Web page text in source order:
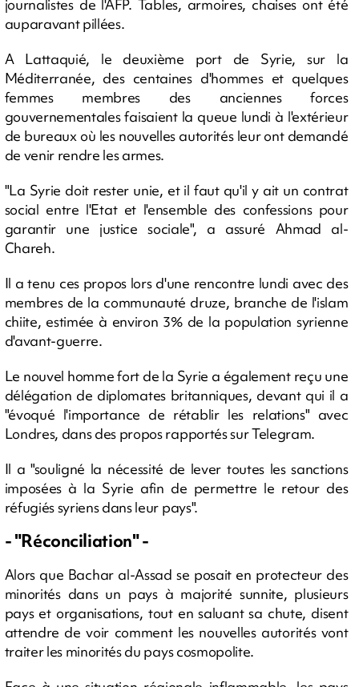
journalistes de l'AFP. Tables, armoires, chaises ont été
auparavant pillées.
A Lattaquié, le deuxième port de Syrie, sur la
Méditerranée, des centaines d'hommes et quelques
femmes membres des anciennes forces
gouvernementales faisaient la queue lundi à l'extérieur
de bureaux où les nouvelles autorités leur ont demandé
de venir rendre les armes.
"La Syrie doit rester unie, et il faut qu'il y ait un contrat
social entre l'Etat et l'ensemble des confessions pour
garantir une justice sociale", a assuré Ahmad al-
Chareh.
Il a tenu ces propos lors d'une rencontre lundi avec des
membres de la communauté druze, branche de l'islam
chiite, estimée à environ 3% de la population syrienne
d'avant-guerre.
Le nouvel homme fort de la Syrie a également reçu une
délégation de diplomates britanniques, devant qui il a
"évoqué l'importance de rétablir les relations" avec
Londres, dans des propos rapportés sur Telegram.
Il a "souligné la nécessité de lever toutes les sanctions
imposées à la Syrie afin de permettre le retour des
réfugiés syriens dans leur pays".
- "Réconciliation" -
Alors que Bachar al-Assad se posait en protecteur des
minorités dans un pays à majorité sunnite, plusieurs
pays et organisations, tout en saluant sa chute, disent
attendre de voir comment les nouvelles autorités vont
traiter les minorités du pays cosmopolite.